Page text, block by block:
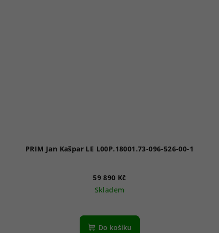
PRIM Jan Kašpar LE L00P.18001.73-096-526-00-1
59 890 Kč
Skladem
Do košíku